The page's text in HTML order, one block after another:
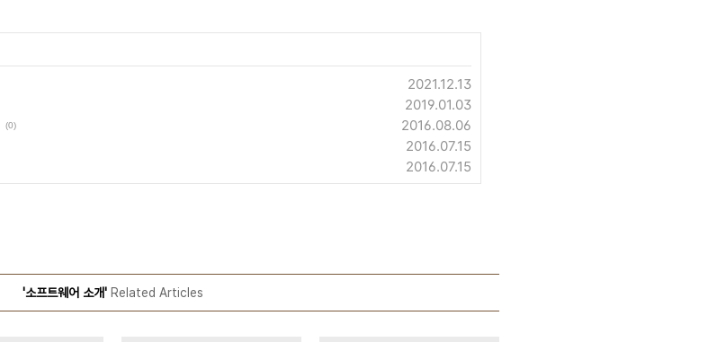
2021.12.13
2019.01.03
(0) 2016.08.06
2016.07.15
2016.07.15
'소프트웨어 소개'Related Articles